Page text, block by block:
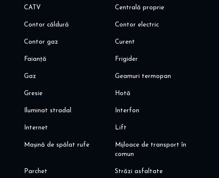
CATV Centrală proprie
Contor căldură Contor electric
Contor gaz Curent
Faianță Frigider
Gaz Geamuri termopan
Gresie Hotă
Iluminat stradal Interfon
Internet Lift
Mașină de spălat rufe
Mijloace de transport în
comun
Parchet Străzi asfaltate